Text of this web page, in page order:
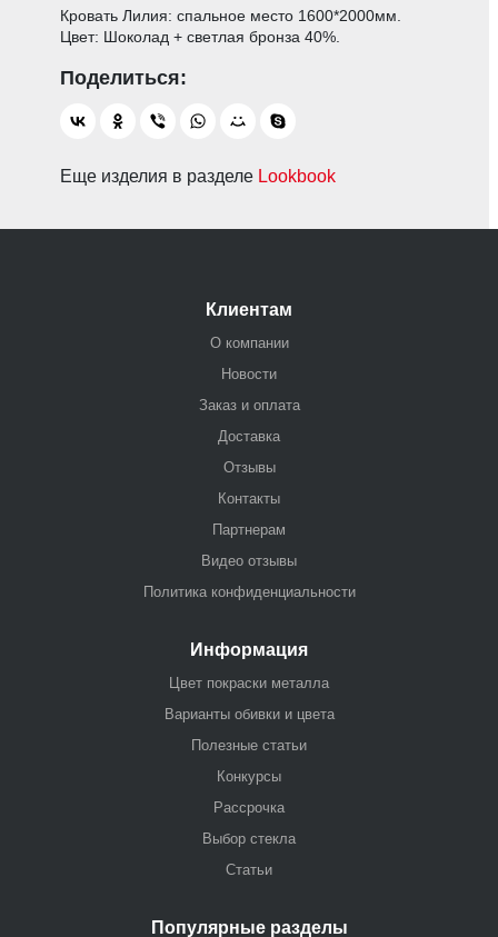
Кровать Лилия: спальное место 1600*2000мм.
Цвет: Шоколад + светлая бронза 40%.
Еще изделия в разделе Lookbook
Клиентам
О компании
Новости
Заказ и оплата
Доставка
Отзывы
Контакты
Партнерам
Видео отзывы
Политика конфиденциальности
Информация
Цвет покраски металла
Варианты обивки и цвета
Полезные статьи
Конкурсы
Рассрочка
Выбор стекла
Статьи
Популярные разделы